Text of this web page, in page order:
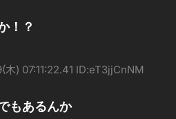
！？
) 07:11:22.41 ID:eT3jjCnNM
もあるんか